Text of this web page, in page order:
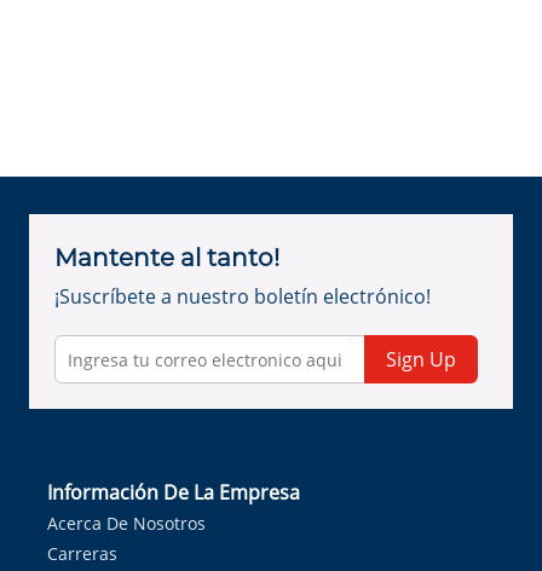
Mantente al tanto!
¡Suscríbete a nuestro boletín electrónico!
Sign Up
Información De La Empresa
Acerca De Nosotros
Carreras